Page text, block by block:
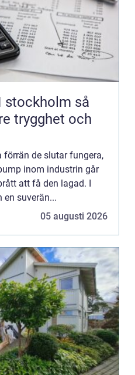
så
trygghet och
de slutar fungera,
inom industrin går
att få den lagad. I
suverän...
05 augusti 2026